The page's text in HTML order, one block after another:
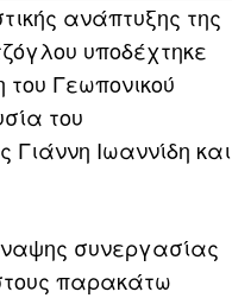
ανάπτυξης της
υποδέχτηκε
του Γεωπονικού
του
Γιάννη Ιωαννίδη και
συνεργασίας
παρακάτω